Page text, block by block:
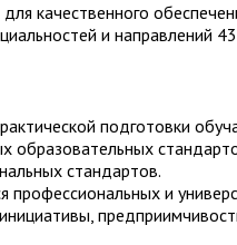
качественного
и направлений
подготовки
образовательных
стандартов.
и